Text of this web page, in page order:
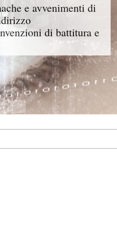
e avvenimenti di
di battitura e